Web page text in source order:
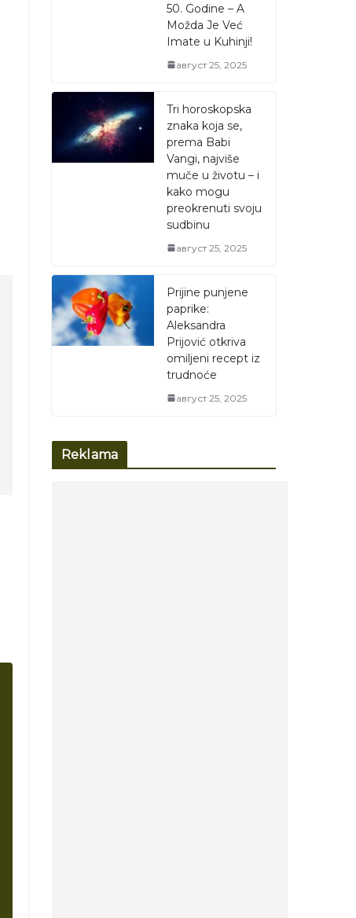
50. Godine – A
Možda Je Već
Imate u Kuhinji!
август 25, 2025
Tri horoskopska
znaka koja se,
prema Babi
Vangi, najviše
muče u životu – i
kako mogu
preokrenuti svoju
sudbinu
август 25, 2025
Prijine punjene
paprike:
Aleksandra
Prijović otkriva
omiljeni recept iz
trudnoće
август 25, 2025
Reklama